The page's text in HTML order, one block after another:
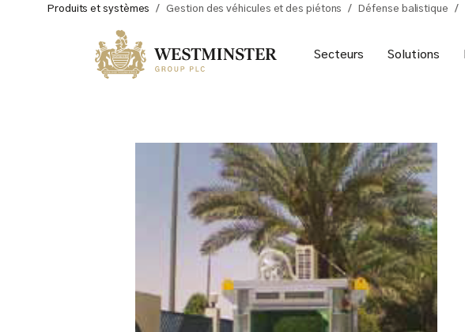
Produits et systèmes / Gestion des véhicules et des piétons / Défense balistique /
Secteurs Solutions